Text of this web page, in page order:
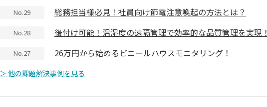
No.29 総務担当様必見！社員向け節電注意喚起の方法とは？
No.28 後付け可能！温湿度の遠隔管理で効率的な品質管理を実現！
No.27 26万円から始めるビニールハウスモニタリング！
＞ 他の課題解決事例を見る